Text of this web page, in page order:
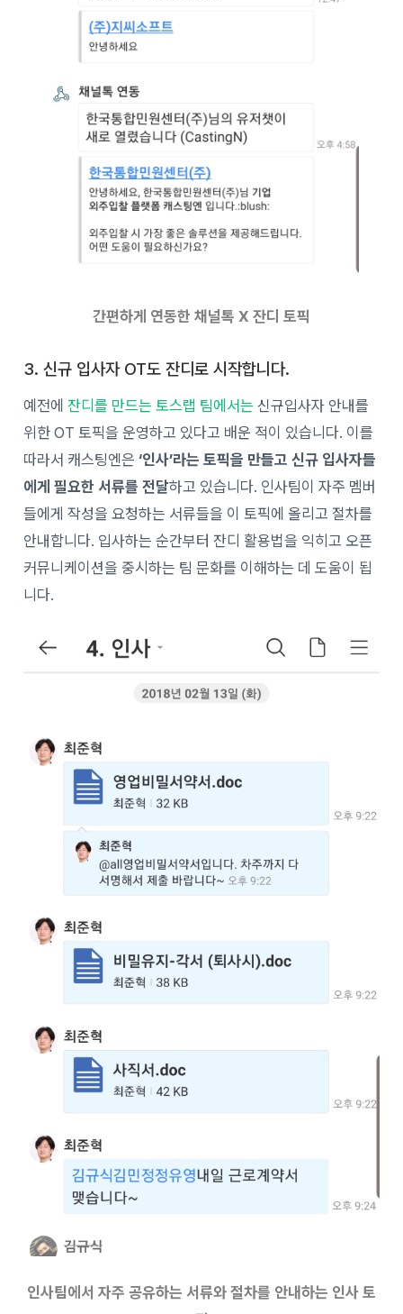
간편하게 연동한 채널톡 X 잔디 토픽
3. 신규 입사자 OT도 잔디로 시작합니다.
예전에잔디를 만드는 토스랩 팀에서는 신규입사자 안내를
위한 OT 토픽을 운영하고 있다고 배운 적이 있습니다. 이를
따라서 캐스팅엔은‘인사’라는 토픽을 만들고 신규 입사자들
에게 필요한 서류를 전달하고 있습니다. 인사팀이 자주 멤버
들에게 작성을 요청하는 서류들을 이 토픽에 올리고 절차를
안내합니다. 입사하는 순간부터 잔디 활용법을 익히고 오픈
커뮤니케이션을 중시하는 팀 문화를 이해하는 데 도움이 됩
니다.
인사팀에서 자주 공유하는 서류와 절차를 안내하는 인사 토